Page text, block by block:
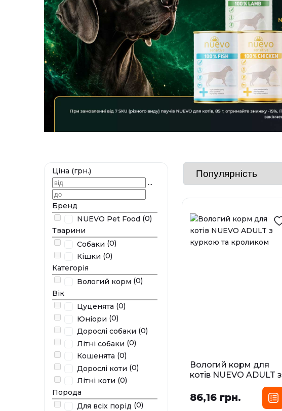
Ціна (грн.)
...
Бренд
NUEVO Pet Food (0)
Тварини
Собаки (0)
Кішки (0)
Категорія
Вологий корм (0)
Вік
Цуценята (0)
Юніори (0)
Дорослі собаки (0)
Літні собаки (0)
Кошенята (0)
Дорослі коти (0)
Літні коти (0)
Порода
Для всіх порід (0)
Вологий корм для
котів NUEVO ADULT з
куркою та кроликом
Фасування:
86,16 грн.